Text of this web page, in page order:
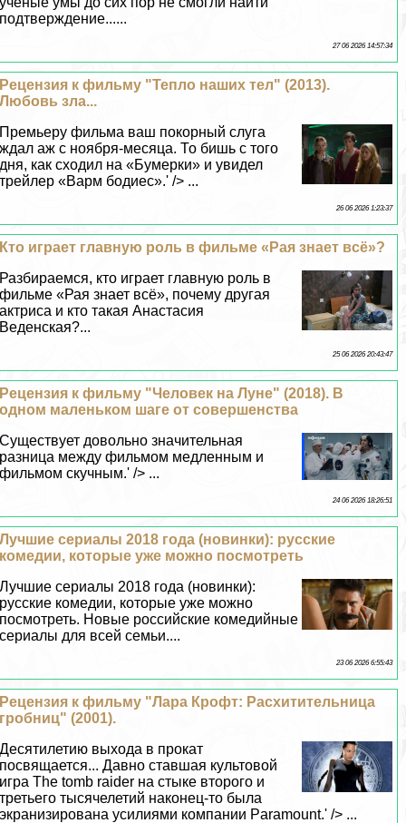
подтверждение......
27 06 2026 14:57:34
Рецензия к фильму "Тепло наших тел" (2013).
Любовь зла...
Премьеру фильма ваш покорный слуга
ждал аж с ноября-месяца. То бишь с того
дня, как сходил на «Бумерки» и увидел
трейлер «Варм бодиес».' /> ...
26 06 2026 1:23:37
Кто играет главную роль в фильме «Рая знает всё»?
Разбираемся, кто играет главную роль в
фильме «Рая знает всё», почему другая
актриса и кто такая Анастасия
Веденская?...
25 06 2026 20:43:47
Рецензия к фильму "Человек на Луне" (2018). В
одном маленьком шаге от совершенства
Существует довольно значительная
разница между фильмом медленным и
фильмом скучным.' /> ...
24 06 2026 18:26:51
Лучшие сериалы 2018 года (новинки): русские
комедии, которые уже можно посмотреть
Лучшие сериалы 2018 года (новинки):
русские комедии, которые уже можно
посмотреть. Новые российские комедийные
сериалы для всей семьи....
23 06 2026 6:55:43
Рецензия к фильму "Лара Крофт: Расхитительница
гробниц" (2001).
Десятилетию выхода в прокат
посвящается... Давно ставшая культовой
игра The tomb raider на стыке второго и
третьего тысячелетий наконец-то была
экранизирована усилиями компании Paramount.' /> ...